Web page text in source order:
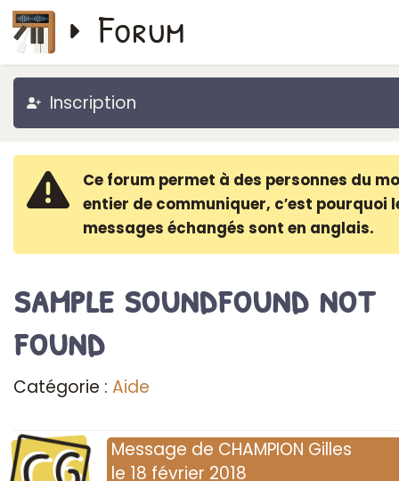
Forum
Inscription
Ce forum permet à des personnes du
entier de communiquer, c′est pourquoi
messages échangés sont en anglais.
sample soundfound not
found
Catégorie : Aide
Message de CHAMPION Gilles
le 18 février 2018